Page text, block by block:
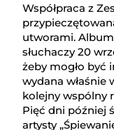
Współpraca z
utworami.
słuchaczy 20
żeby mogło być
wydana właśnie
kolejny wspólny
Pięć dni później
artysty